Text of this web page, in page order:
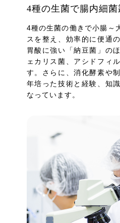
4種の生菌で腸内細
4種の生菌の働きで小腸～
スを整え、効率的に便通
胃酸に強い「納豆菌」の
ェカリス菌、アシドフィ
す。さらに、消化酵素や
年培った技術と経験、知
なっています。